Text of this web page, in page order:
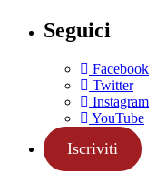
Seguici
Facebook
Twitter
Instagram
YouTube
Iscriviti